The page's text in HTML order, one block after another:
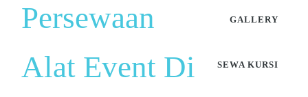
Persewaan
Alat Event Di
GALLERY
SEWA KURSI